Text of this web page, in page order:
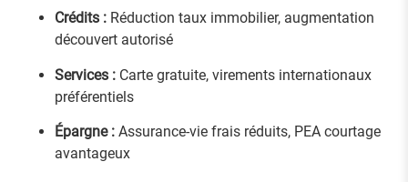
Crédits : Réduction taux immobilier, augmentation
découvert autorisé
Services : Carte gratuite, virements internationaux
préférentiels
Épargne : Assurance-vie frais réduits, PEA courtage
avantageux